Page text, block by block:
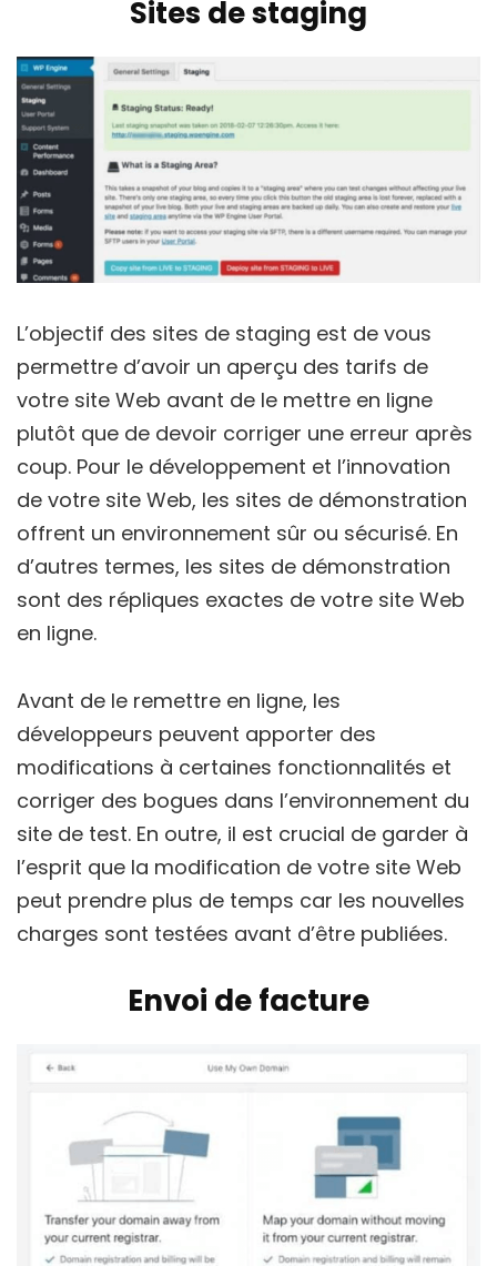
Sites de staging
L’objectif des sites de staging est de vous
permettre d’avoir un aperçu des tarifs de
votre site Web avant de le mettre en ligne
plutôt que de devoir corriger une erreur après
coup. Pour le développement et l’innovation
de votre site Web, les sites de démonstration
offrent un environnement sûr ou sécurisé. En
d’autres termes, les sites de démonstration
sont des répliques exactes de votre site Web
en ligne.
Avant de le remettre en ligne, les
développeurs peuvent apporter des
modifications à certaines fonctionnalités et
corriger des bogues dans l’environnement du
site de test. En outre, il est crucial de garder à
l’esprit que la modification de votre site Web
peut prendre plus de temps car les nouvelles
charges sont testées avant d’être publiées.
Envoi de facture